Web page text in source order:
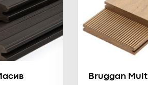
Bruggan